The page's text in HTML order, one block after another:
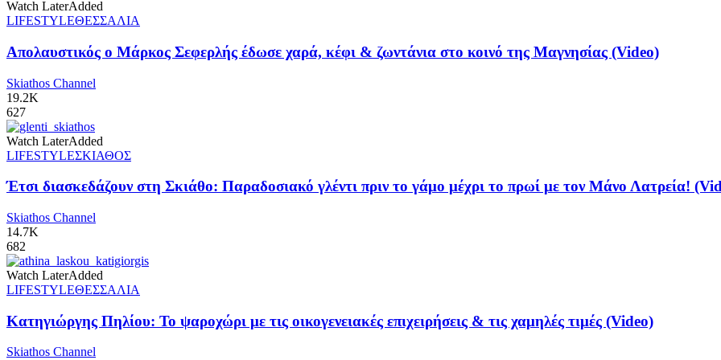
Watch LaterAdded
LIFESTYLEΘΕΣΣΑΛΙΑ
Απολαυστικός ο Μάρκος Σεφερλής έδωσε χαρά, κέφι & ζωντάνια στο κοινό της Μαγνησίας (Video)
Skiathos Channel
19.2K
627
Watch LaterAdded
LIFESTYLEΣΚΙΑΘΟΣ
Έτσι διασκεδάζουν στη Σκιάθο: Παραδοσιακό γλέντι πριν το γάμο μέχρι το πρωί με τον Μάνο Λατρεία!
Skiathos Channel
14.7K
682
Watch LaterAdded
LIFESTYLEΘΕΣΣΑΛΙΑ
Κατηγιώργης Πηλίου: Το ψαροχώρι με τις οικογενειακές επιχειρήσεις & τις χαμηλές τιμές (Video)
Skiathos Channel